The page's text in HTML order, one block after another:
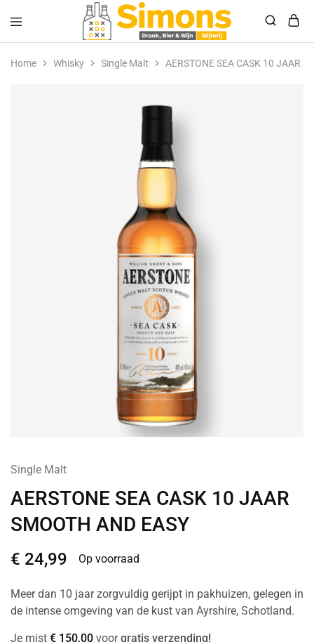
Simonsdrank.nl
Drank,
Bier
&
Home Whisky Single Malt AERSTONE SEA CASK 10 JAAR
Single Malt
AERSTONE SEA CASK 10 JAAR
SMOOTH AND EASY
€ 24,99 Op voorraad
Meer dan 10 jaar zorgvuldig gerijpt in pakhuizen, gelegen in
de intense omgeving van de kust van Ayrshire, Schotland.
Je mist € 150,00 voorgratis verzending!